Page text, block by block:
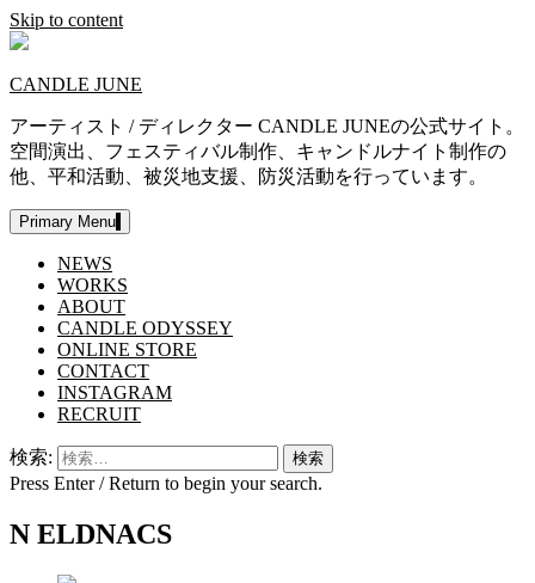
Skip to content
CANDLE JUNE
アーティスト / ディレクター CANDLE JUNEの公式サイト。
空間演出、フェスティバル制作、キャンドルナイト制作の
他、平和活動、被災地支援、防災活動を行っています。
Primary Menu
NEWS
WORKS
ABOUT
CANDLE ODYSSEY
ONLINE STORE
CONTACT
INSTAGRAM
RECRUIT
検索:
Press Enter / Return to begin your search.
N ELDNACS